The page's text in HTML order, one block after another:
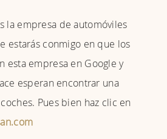
la empresa de automóviles
estarás conmigo en que los
esta empresa en Google y
esperan encontrar una
Pues bien haz clic en